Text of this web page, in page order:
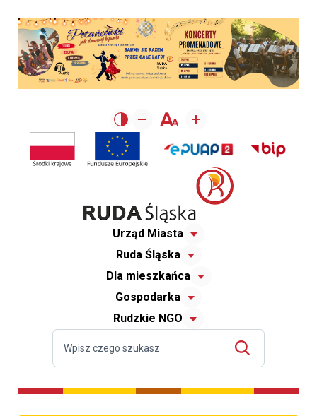
Urząd Miasta
Ruda Śląska
Dla mieszkańca
Gospodarka
Rudzkie NGO